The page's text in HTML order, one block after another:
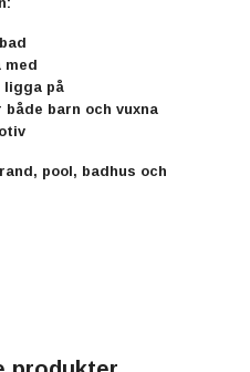
med
ligga på
barn och vuxna
pool, badhus och